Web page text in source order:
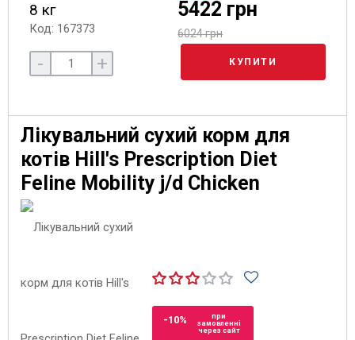
8 кг
Код: 167373
5422 грн
6024 грн
- + КУПИТИ
Лікувальний сухий корм для
котів Hill's Prescription Diet
Feline Mobility j/d Chicken
-10%
при
замовленні
через сайт